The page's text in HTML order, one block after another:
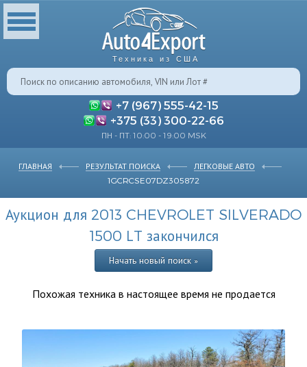
Техника из США
+7 (967) 555-42-15
+375 (33) 300-22-66
ПН - ПТ: 10:00 - 19:00 MSK
ГЛАВНАЯ РЕЗУЛЬТАТ ПОИСКА
ЛЕГКОВЫЕ АВТО
1GCRCSE07DZ305872
Аукцион для 2013 CHEVROLET SILVERADO
1500 LT закончился
Начать новый поиск »
Похожая техника в настоящее время не продается